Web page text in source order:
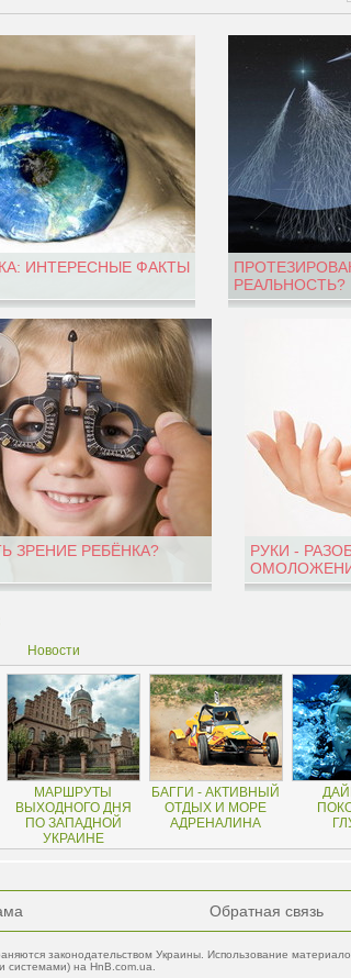
ИНТЕРЕСНЫЕ ФАКТЫ
РЕАЛЬНОСТЬ?
ЗРЕНИЕ РЕБЁНКА?
РУКИ -
Новости
МАРШРУТЫ
ВЫХОДНОГО ДНЯ
ПО ЗАПАДНОЙ
УКРАИНЕ
БАГГИ - АКТИВНЫЙ
ОТДЫХ И МОРЕ
АДРЕНАЛИНА
Обратная связь
законодательством Украины. Использование
системами) на HnB.com.ua.